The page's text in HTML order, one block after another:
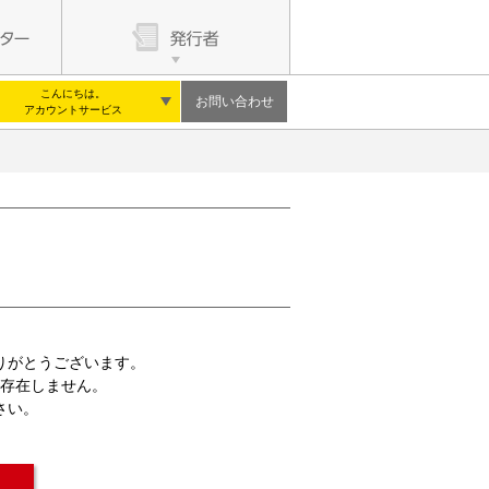
こんにちは。
アカウントサービス
お問い合わせ
とうございます。
在しません。
。